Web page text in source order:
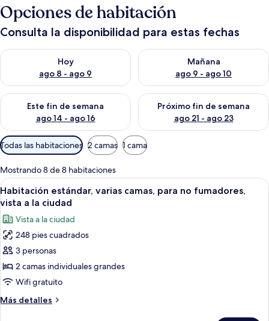
Opciones de habitación
Consulta la disponibilidad para estas fechas
Hoy
ago 8 - ago 9
Consulta la disponibilidad para hoy ago 8 - ago 9
Mañana
ago 9 - ago 10
Consulta la disponibilidad
Este fin de semana
ago 14 - ago 16
Consulta la disponibilidad para este fin de semana ago 14 -
Próximo fin de semana
ago 21 - ago 23
Consulta la disponibilidad
Filtros
disponibles
para
las
habitaciones
Todas las habitaciones 2 camas 1 cama
Mostrando 8 de 8 habitaciones
Abrir
todas
las
fotos
de
Habitación
estándar,
varias
camas,
para
Habitación de hotel con dos camas,
6
Habitación estándar, varias camas, para no fumadores,
vista a la ciudad
Vista a la ciudad
248 pies cuadrados
3 personas
2 camas individuales grandes
Wifi gratuito
Más detalles
Más